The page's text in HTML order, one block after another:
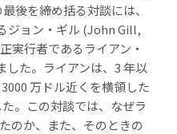
後を締め括る対談には、
ジョン・ギル (John Gill,
実行者であるライアン・
た。ライアンは、3 年以
万ドル近くを横領した
。この対談では、なぜラ
のか、また、そのときの